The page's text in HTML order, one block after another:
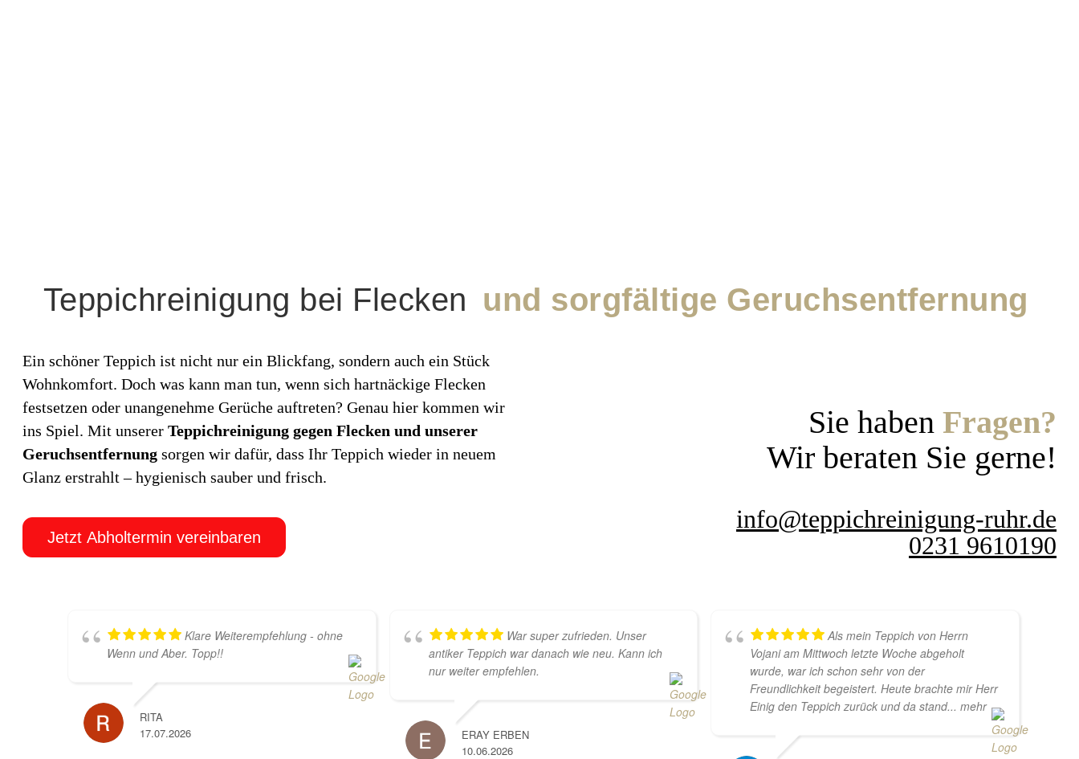
Teppichreinigung bei Flecken und sorgfältige Geruchsentfernung
Ein schöner Teppich ist nicht nur ein Blickfang, sondern auch ein Stück
Wohnkomfort. Doch was kann man tun, wenn sich hartnäckige Flecken
festsetzen oder unangenehme Gerüche auftreten? Genau hier kommen wir
ins Spiel. Mit unserer Teppichreinigung gegen Flecken und unserer
Geruchsentfernung sorgen wir dafür, dass Ihr Teppich wieder in neuem
Glanz erstrahlt – hygienisch sauber und frisch.
Jetzt Abholtermin vereinbaren
Sie haben Fragen?
Wir beraten Sie gerne!
info@teppichreinigung-ruhr.de
0231 9610190
Klare Weiterempfehlung - ohne
Wenn und Aber. Topp!!
RITA
17.07.2026
War super zufrieden. Unser
antiker Teppich war danach wie neu. Kann ich
nur weiter empfehlen.
ERAY ERBEN
10.06.2026
Als mein Teppich von Herrn
Vojani am Mittwoch letzte Woche abgeholt
wurde, war ich schon sehr von der
Freundlichkeit begeistert. Heute brachte mir Herr
Einig den Teppich zurück und da stand... mehr